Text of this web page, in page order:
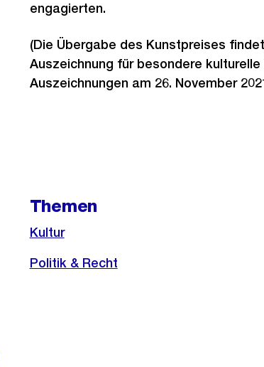
engagierten.
(Die Übergabe des Kunstpreises
Auszeichnung für besondere
Auszeichnungen am 26. November
Themen
Kultur
Politik & Recht